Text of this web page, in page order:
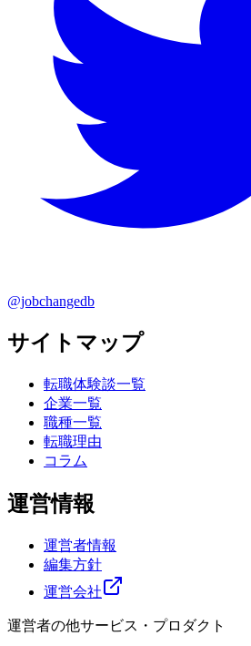
@jobchangedb
サイトマップ
転職体験談一覧
企業一覧
職種一覧
転職理由
コラム
運営情報
運営者情報
編集方針
運営会社
運営者の他サービス・プロダクト